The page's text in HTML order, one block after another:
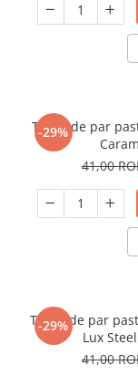
-29%
Toner de par
41,00
-29%
Toner de par
Lux
41,00